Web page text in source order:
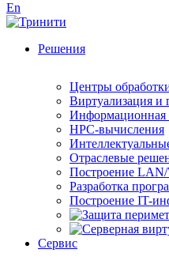
En
Решения
Центры
Виртуализация и
Информационная
HPC-вычисления
Отраслевые
Построение LAN/
Разработка
Построение IT-
Сервис